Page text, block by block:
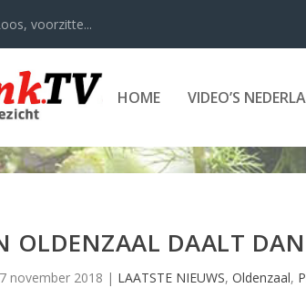
voorzitte...
HOME VIDEO’S
OLDENZAAL DAALT
november 2018 | LAATSTE NIEUWS, Oldenzaal,